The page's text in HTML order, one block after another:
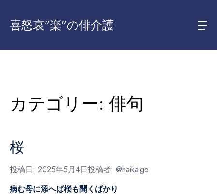
喜怒哀”楽”の俳介護
カテゴリー: 俳句
桜
投稿日: 2025年5月4日投稿者: @haikaigo
病む母に添へば桜も聞くばかり